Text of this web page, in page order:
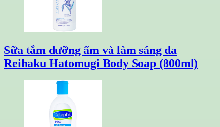
Sữa tắm dưỡng ẩm và làm sáng da
Reihaku Hatomugi Body Soap (800ml)